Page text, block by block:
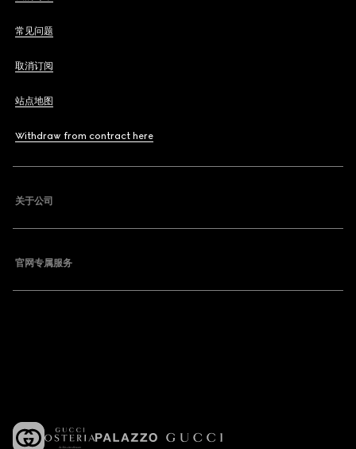
常见问题
取消订阅
站点地图
Withdraw from contract here
关于公司
官网专属服务